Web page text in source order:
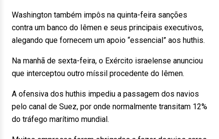
Washington também impôs na quinta-feira sanções
contra um banco do Iêmen e seus principais executivos,
alegando que fornecem um apoio “essencial” aos huthis.
Na manhã de sexta-feira, o Exército israelense anunciou
que interceptou outro míssil procedente do Iêmen.
A ofensiva dos huthis impediu a passagem dos navios
pelo canal de Suez, por onde normalmente transitam 12%
do tráfego marítimo mundial.